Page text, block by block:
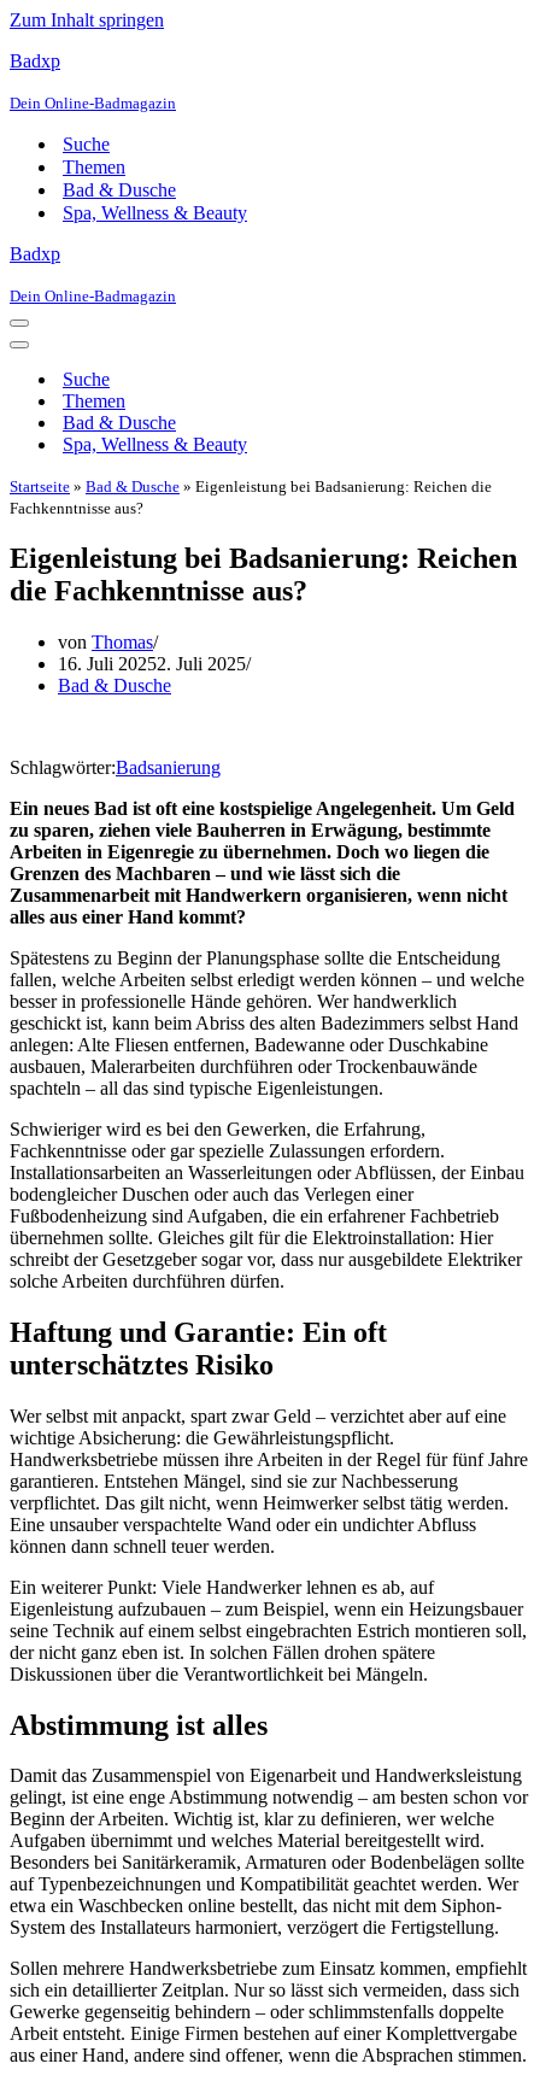
Zum Inhalt springen
Badxp
Dein Online-Badmagazin
Suche
Themen
Bad & Dusche
Spa, Wellness & Beauty
Badxp
Dein Online-Badmagazin
Navigationsmenü
Navigationsmenü
Suche
Themen
Bad & Dusche
Spa, Wellness & Beauty
Startseite » Bad & Dusche » Eigenleistung bei Badsanierung: Reichen die
Fachkenntnisse aus?
Eigenleistung bei Badsanierung: Reichen
die Fachkenntnisse aus?
von Thomas
16. Juli 20252. Juli 2025
Bad & Dusche
Schlagwörter:Badsanierung
Ein neues Bad ist oft eine kostspielige Angelegenheit. Um Geld
zu sparen, ziehen viele Bauherren in Erwägung, bestimmte
Arbeiten in Eigenregie zu übernehmen. Doch wo liegen die
Grenzen des Machbaren – und wie lässt sich die
Zusammenarbeit mit Handwerkern organisieren, wenn nicht
alles aus einer Hand kommt?
Spätestens zu Beginn der Planungsphase sollte die Entscheidung
fallen, welche Arbeiten selbst erledigt werden können – und welche
besser in professionelle Hände gehören. Wer handwerklich
geschickt ist, kann beim Abriss des alten Badezimmers selbst Hand
anlegen: Alte Fliesen entfernen, Badewanne oder Duschkabine
ausbauen, Malerarbeiten durchführen oder Trockenbauwände
spachteln – all das sind typische Eigenleistungen.
Schwieriger wird es bei den Gewerken, die Erfahrung,
Fachkenntnisse oder gar spezielle Zulassungen erfordern.
Installationsarbeiten an Wasserleitungen oder Abflüssen, der Einbau
bodengleicher Duschen oder auch das Verlegen einer
Fußbodenheizung sind Aufgaben, die ein erfahrener Fachbetrieb
übernehmen sollte. Gleiches gilt für die Elektroinstallation: Hier
schreibt der Gesetzgeber sogar vor, dass nur ausgebildete Elektriker
solche Arbeiten durchführen dürfen.
Haftung und Garantie: Ein oft
unterschätztes Risiko
Wer selbst mit anpackt, spart zwar Geld – verzichtet aber auf eine
wichtige Absicherung: die Gewährleistungspflicht.
Handwerksbetriebe müssen ihre Arbeiten in der Regel für fünf Jahre
garantieren. Entstehen Mängel, sind sie zur Nachbesserung
verpflichtet. Das gilt nicht, wenn Heimwerker selbst tätig werden.
Eine unsauber verspachtelte Wand oder ein undichter Abfluss
können dann schnell teuer werden.
Ein weiterer Punkt: Viele Handwerker lehnen es ab, auf
Eigenleistung aufzubauen – zum Beispiel, wenn ein Heizungsbauer
seine Technik auf einem selbst eingebrachten Estrich montieren soll,
der nicht ganz eben ist. In solchen Fällen drohen spätere
Diskussionen über die Verantwortlichkeit bei Mängeln.
Abstimmung ist alles
Damit das Zusammenspiel von Eigenarbeit und Handwerksleistung
gelingt, ist eine enge Abstimmung notwendig – am besten schon vor
Beginn der Arbeiten. Wichtig ist, klar zu definieren, wer welche
Aufgaben übernimmt und welches Material bereitgestellt wird.
Besonders bei Sanitärkeramik, Armaturen oder Bodenbelägen sollte
auf Typenbezeichnungen und Kompatibilität geachtet werden. Wer
etwa ein Waschbecken online bestellt, das nicht mit dem Siphon-
System des Installateurs harmoniert, verzögert die Fertigstellung.
Sollen mehrere Handwerksbetriebe zum Einsatz kommen, empfiehlt
sich ein detaillierter Zeitplan. Nur so lässt sich vermeiden, dass sich
Gewerke gegenseitig behindern – oder schlimmstenfalls doppelte
Arbeit entsteht. Einige Firmen bestehen auf einer Komplettvergabe
aus einer Hand, andere sind offener, wenn die Absprachen stimmen.